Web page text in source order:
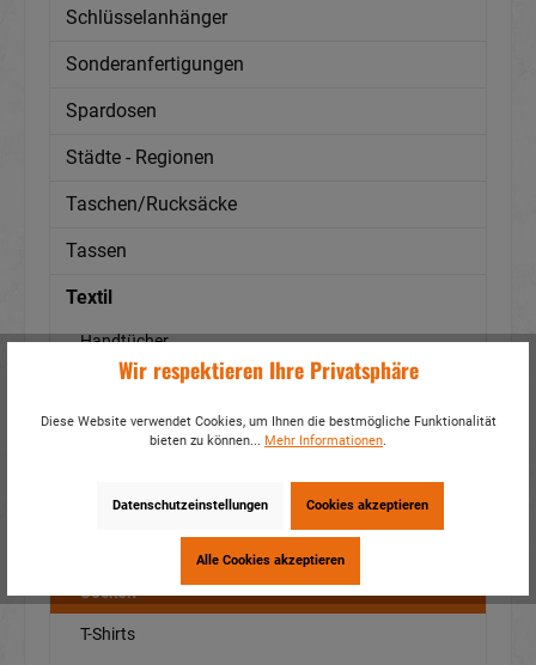
Schlüsselanhänger
Sonderanfertigungen
Spardosen
Städte - Regionen
Taschen/Rucksäcke
Tassen
Textil
Handtücher
Hausschuhe
Kissen
Schal
Socken
T-Shirts
Wir respektieren Ihre Privatsphäre
Diese Website verwendet Cookies, um Ihnen die bestmögliche Funktionalität
bieten zu können... Mehr Informationen.
Datenschutzeinstellungen Cookies akzeptieren
Alle Cookies akzeptieren